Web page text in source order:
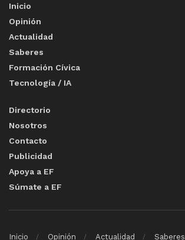
Inicio
Opinión
Actualidad
Saberes
Formación Cívica
Tecnología / IA
Directorio
Nosotros
Contacto
Publicidad
Apoya a EF
Súmate a EF
Inicio Opinión Actualidad Saberes